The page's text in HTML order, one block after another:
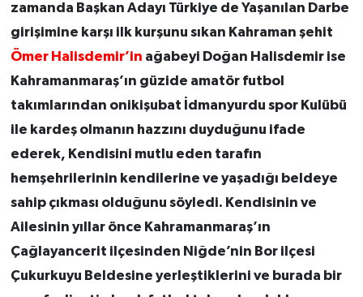
zamanda Başkan Adayı Türkiye de Yaşanılan Darbe
girişimine karşı ilk kurşunu sıkan Kahraman şehit
Ömer Halisdemir’in ağabeyi Doğan Halisdemir ise
Kahramanmaraş’ın güzide amatör futbol
takımlarından onikişubat İdmanyurdu spor Kulübü
ile kardeş olmanın hazzını duyduğunu ifade
ederek, Kendisini mutlu eden tarafın
hemşehrilerinin kendilerine ve yaşadığı beldeye
sahip çıkması olduğunu söyledi. Kendisinin ve
Ailesinin yıllar önce Kahramanmaraş’ın
Çağlayancerit ilçesinden Niğde’nin Bor ilçesi
Çukurkuyu Beldesine yerleştiklerini ve burada bir